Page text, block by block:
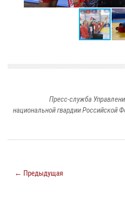
Пресс-служба
национальной гвардии Российской
← Предыдущая